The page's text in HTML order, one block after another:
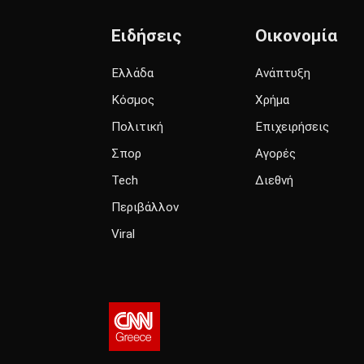
Ειδήσεις
Ελλάδα
Κόσμος
Πολιτική
Σπορ
Tech
Περιβάλλον
Viral
Οικονομία
Ανάπτυξη
Χρήμα
Επιχειρήσεις
Αγορές
Διεθνή